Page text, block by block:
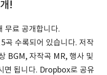
!
무료 공개합니다.
수록되어 있습니다. 저작
BGM, 자작곡 MR, 행사 및
면 됩니다. Dropbox로 공유